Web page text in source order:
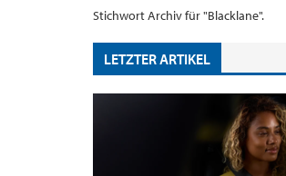
Stichwort Archiv für "Blacklane".
LETZTER ARTIKEL